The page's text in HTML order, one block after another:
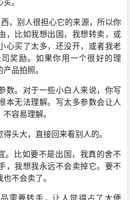
。
，别人很担心它的来源，所以你
，比如我想出国，我想转卖，或
心买了太多，还没开，或者我老
奖励。如果你用一个很好的理
品拍照。
。对于一些小白人来说，你写
本无法理解。写太多参数会让人
容易理解。
头大，直接回来看别人的。
。比如要不是出国，我真的舍不
，我想我永远不会卖掉它。要不
不会卖了。